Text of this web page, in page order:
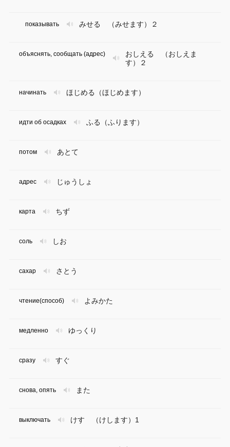
みせる （みせます）２
показывать
おしえる （おしえま
す）２
объяснять, сообщать (адрес)
ほじめる（ほじめます）
начинать
ふる（ふります）
идти об осадках
あとて
потом
じゅうしょ
адрес
ちず
карта
しお
соль
さとう
сахар
よみかた
чтение(способ)
ゆっくり
медленно
すぐ
сразу
また
снова, опять
けす （けします）1
выключать